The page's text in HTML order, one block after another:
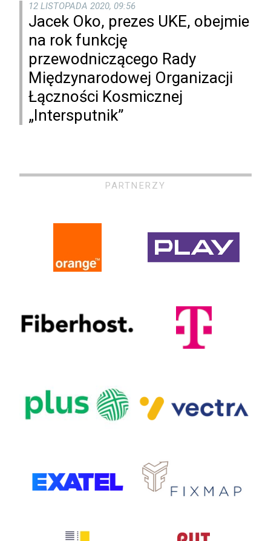
12 LISTOPADA 2020, 09:56
Jacek Oko, prezes UKE, obejmie
na rok funkcję
przewodniczącego Rady
Międzynarodowej Organizacji
Łączności Kosmicznej
„Intersputnik”
PARTNERZY